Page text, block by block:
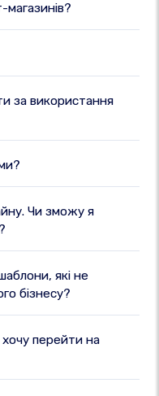
за використання
Чи зможу я
які не
бізнесу?
хочу перейти на